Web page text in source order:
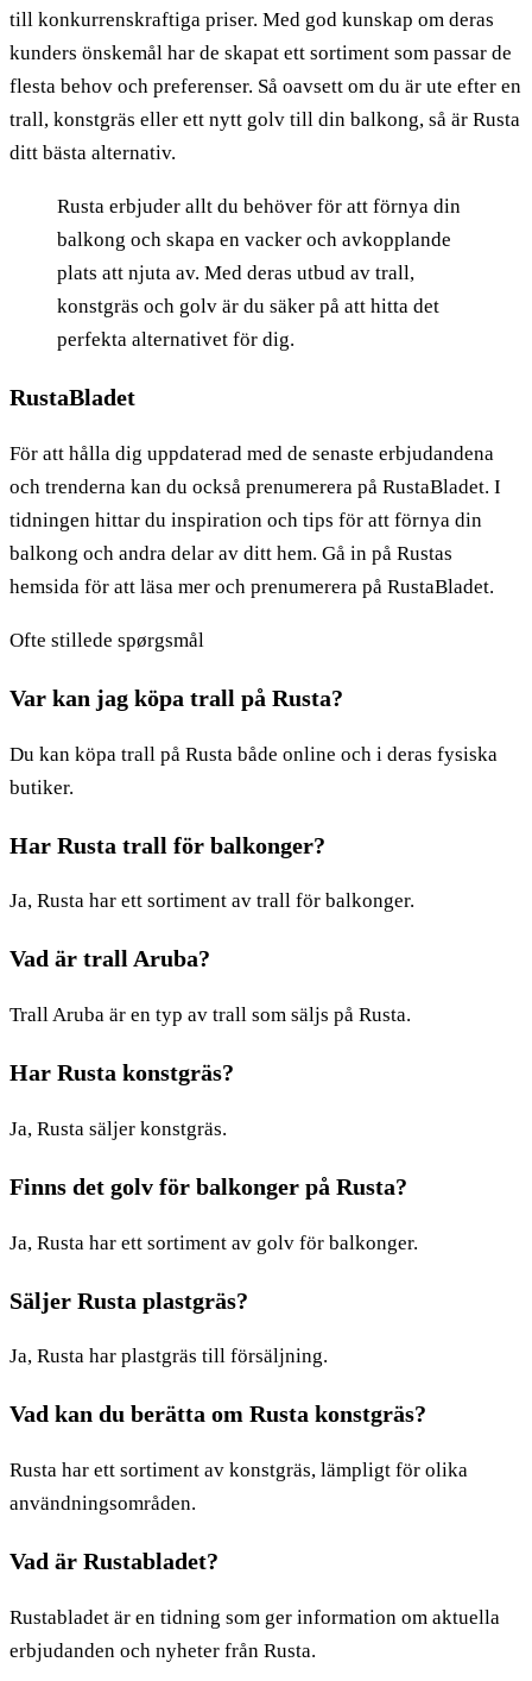
till konkurrenskraftiga priser. Med god kunskap om deras
kunders önskemål har de skapat ett sortiment som passar de
flesta behov och preferenser. Så oavsett om du är ute efter en
trall, konstgräs eller ett nytt golv till din balkong, så är Rusta
ditt bästa alternativ.
Rusta erbjuder allt du behöver för att förnya din
balkong och skapa en vacker och avkopplande
plats att njuta av. Med deras utbud av trall,
konstgräs och golv är du säker på att hitta det
perfekta alternativet för dig.
RustaBladet
För att hålla dig uppdaterad med de senaste erbjudandena
och trenderna kan du också prenumerera på RustaBladet. I
tidningen hittar du inspiration och tips för att förnya din
balkong och andra delar av ditt hem. Gå in på Rustas
hemsida för att läsa mer och prenumerera på RustaBladet.
Ofte stillede spørgsmål
Var kan jag köpa trall på Rusta?
Du kan köpa trall på Rusta både online och i deras fysiska
butiker.
Har Rusta trall för balkonger?
Ja, Rusta har ett sortiment av trall för balkonger.
Vad är trall Aruba?
Trall Aruba är en typ av trall som säljs på Rusta.
Har Rusta konstgräs?
Ja, Rusta säljer konstgräs.
Finns det golv för balkonger på Rusta?
Ja, Rusta har ett sortiment av golv för balkonger.
Säljer Rusta plastgräs?
Ja, Rusta har plastgräs till försäljning.
Vad kan du berätta om Rusta konstgräs?
Rusta har ett sortiment av konstgräs, lämpligt för olika
användningsområden.
Vad är Rustabladet?
Rustabladet är en tidning som ger information om aktuella
erbjudanden och nyheter från Rusta.